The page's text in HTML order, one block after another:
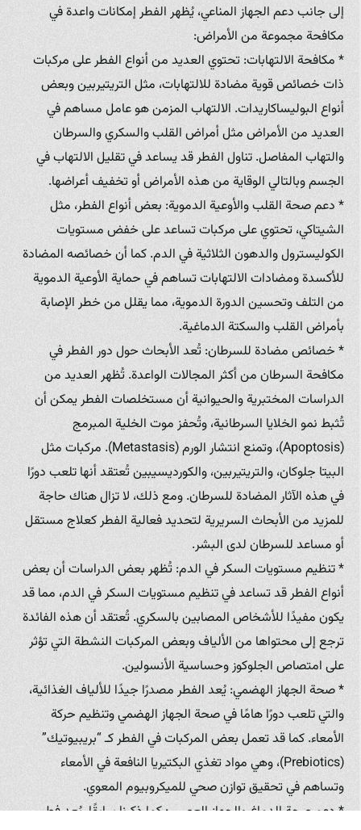
إلى جانب دعم الجهاز المناعي، يُظهر الفطر إمكانات واعدة في
مكافحة مجموعة من الأمراض:
* مكافحة الالتهابات: تحتوي العديد من أنواع الفطر على مركبات
ذات خصائص قوية مضادة للالتهابات، مثل التريتيربين وبعض
أنواع البوليساكاريدات. الالتهاب المزمن هو عامل مساهم في
العديد من الأمراض مثل أمراض القلب والسكري والسرطان
والتهاب المفاصل. تناول الفطر قد يساعد في تقليل الالتهاب في
الجسم وبالتالي الوقاية من هذه الأمراض أو تخفيف أعراضها.
* دعم صحة القلب والأوعية الدموية: بعض أنواع الفطر، مثل
الشيتاكي، تحتوي على مركبات تساعد على خفض مستويات
الكوليسترول والدهون الثلاثية في الدم. كما أن خصائصه المضادة
للأكسدة ومضادات الالتهابات تساهم في حماية الأوعية الدموية
من التلف وتحسين الدورة الدموية، مما يقلل من خطر الإصابة
بأمراض القلب والسكتة الدماغية.
* خصائص مضادة للسرطان: تُعد الأبحاث حول دور الفطر في
مكافحة السرطان من أكثر المجالات الواعدة. تُظهر العديد من
الدراسات المختبرية والحيوانية أن مستخلصات الفطر يمكن أن
تُثبط نمو الخلايا السرطانية، وتُحفز موت الخلية المبرمج
(Apoptosis)، وتمنع انتشار الورم (Metastasis). مركبات مثل
البيتا جلوكان، والتريتيربين، والكورديسيبين تُعتقد أنها تلعب دورًا
في هذه الآثار المضادة للسرطان. ومع ذلك، لا تزال هناك حاجة
للمزيد من الأبحاث السريرية لتحديد فعالية الفطر كعلاج مستقل
أو مساعد للسرطان لدى البشر.
* تنظيم مستويات السكر في الدم: تُظهر بعض الدراسات أن بعض
أنواع الفطر قد تساعد في تنظيم مستويات السكر في الدم، مما قد
يكون مفيدًا للأشخاص المصابين بالسكري. تُعتقد أن هذه الفائدة
ترجع إلى محتواها من الألياف وبعض المركبات النشطة التي تؤثر
على امتصاص الجلوكوز وحساسية الأنسولين.
* صحة الجهاز الهضمي: يُعد الفطر مصدرًا جيدًا للألياف الغذائية،
والتي تلعب دورًا هامًا في صحة الجهاز الهضمي وتنظيم حركة
الأمعاء. كما قد تعمل بعض المركبات في الفطر كـ “بريبيوتيك”
(Prebiotics)، وهي مواد تغذي البكتيريا النافعة في الأمعاء
وتساهم في تحقيق توازن صحي للميكروبيوم المعوي.
* دعم صحة الدماغ والجهاز العصبي: كما ذكرنا سابقًا، يُعد فطر